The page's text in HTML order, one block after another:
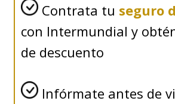
Contrata tu seguro
con Intermundial y
de descuento
Infórmate antes de